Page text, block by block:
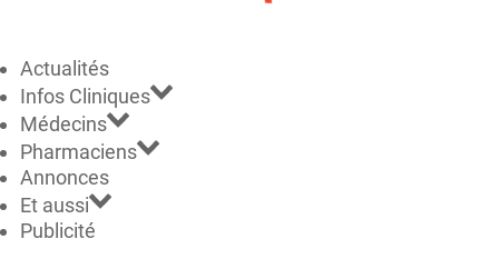
Actualités
Infos Cliniques
Médecins
Pharmaciens
Annonces
Et aussi
Publicité